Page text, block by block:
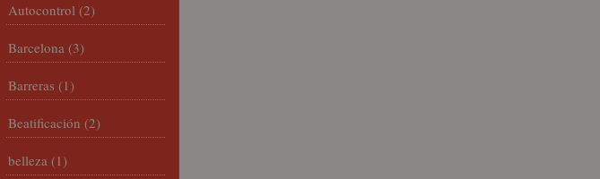
Autocontrol (2)
Barcelona (3)
Barreras (1)
Beatificación (2)
belleza (1)